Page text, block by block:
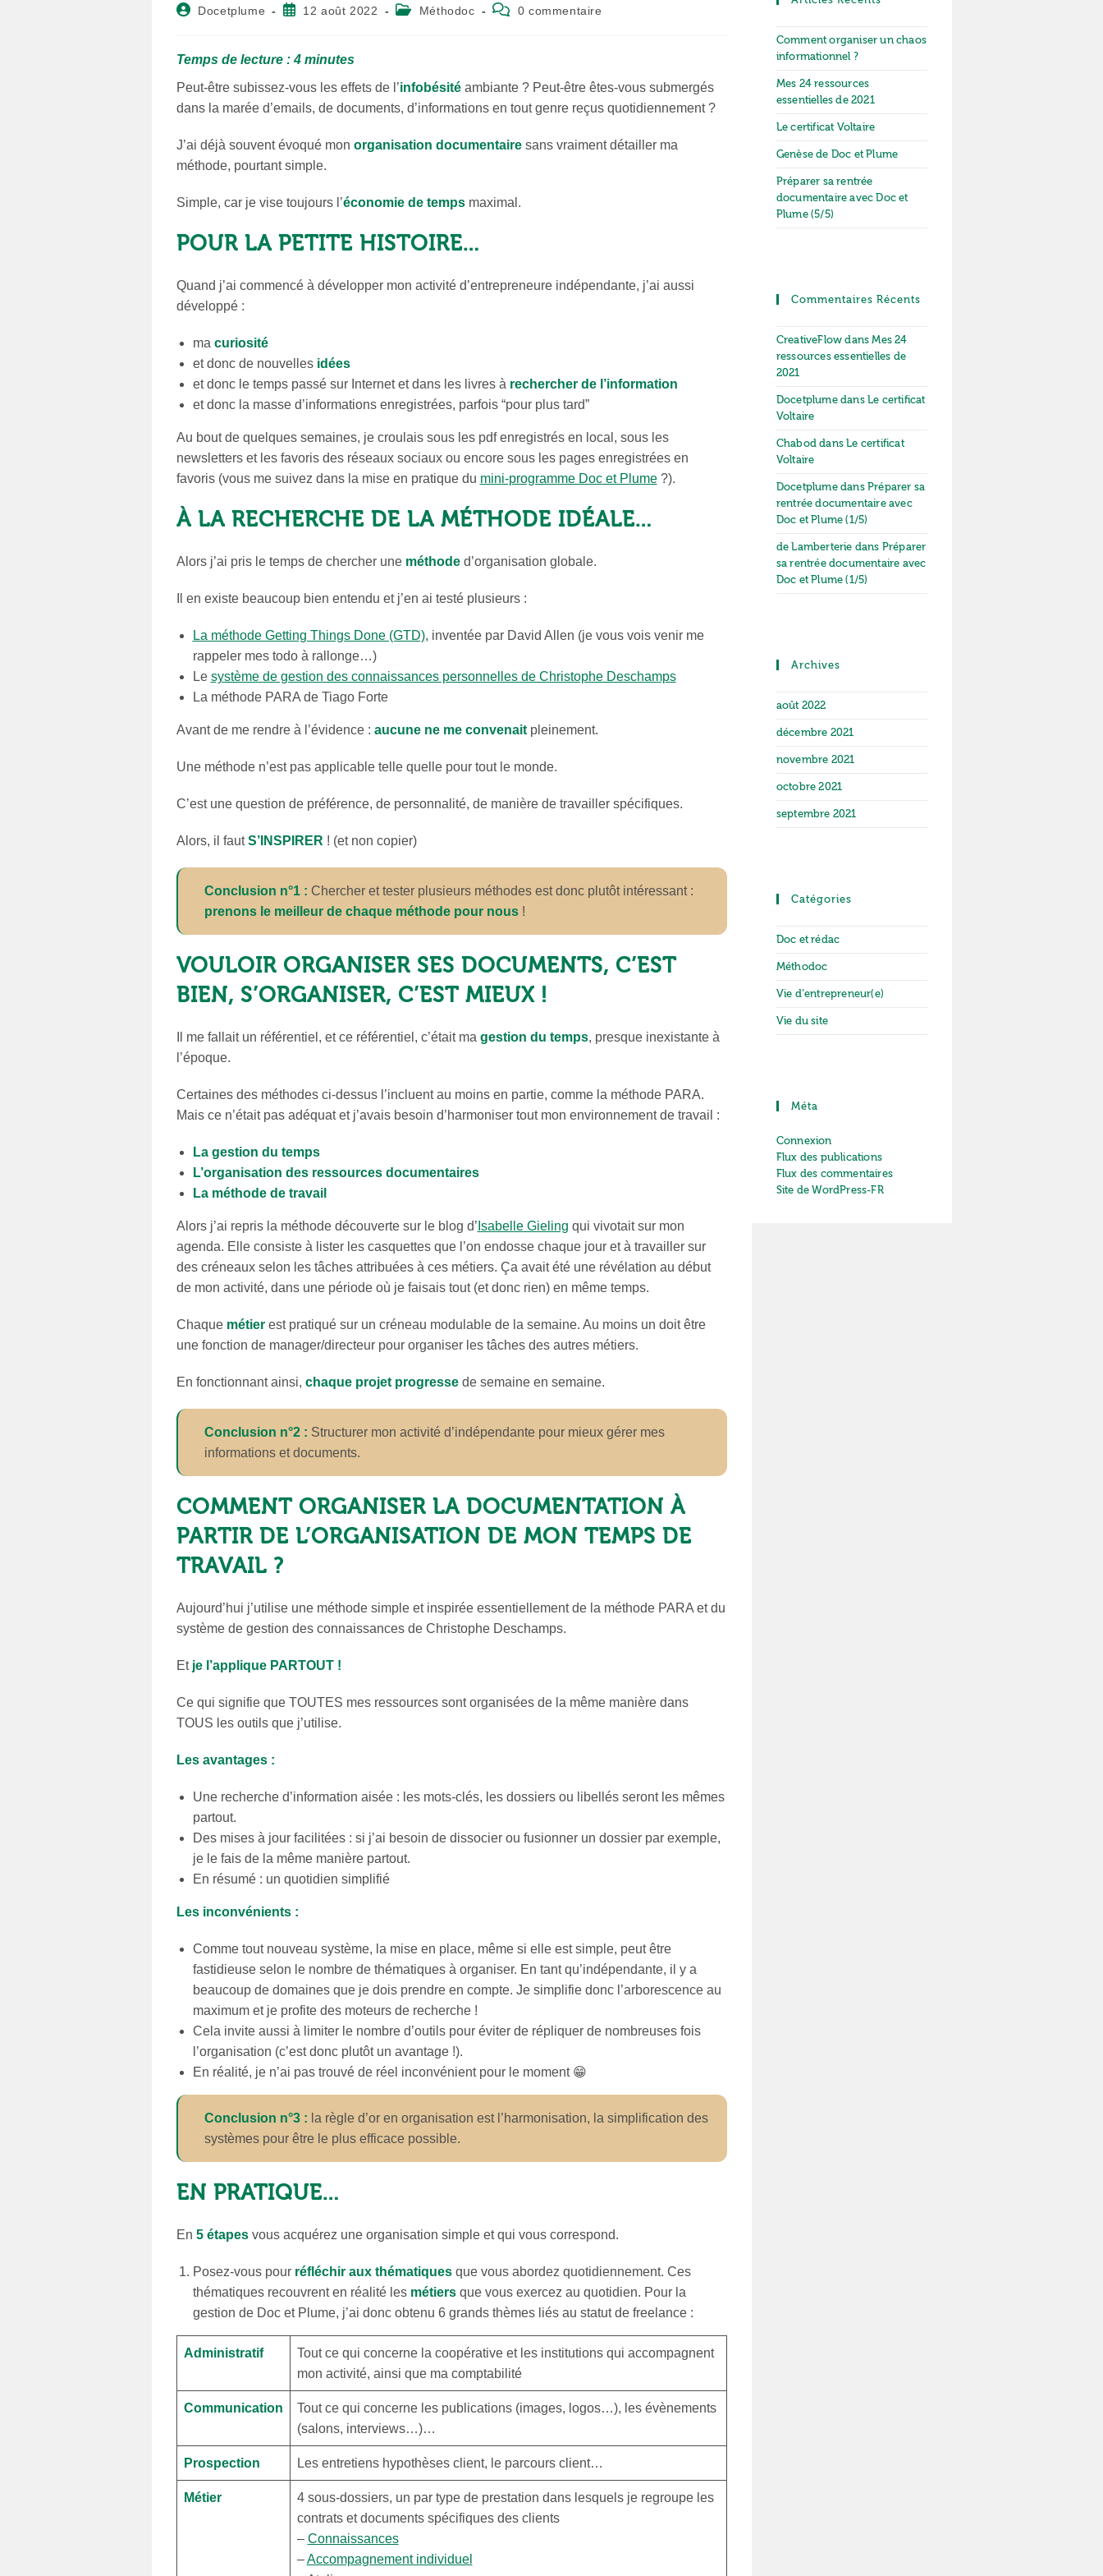
Auteur/autrice
publication :
Docetplume
Publication
12 août 2022
Post Méthodoc
Commentaires
0 commentaire
Temps de lecture :4 minutes
Peut-être subissez-vous les effets de l’infobésitéambiante ? Peut-être êtes-vous submergés
dans la marée d’emails, de documents, d’informations en tout genre reçus quotidiennement ?
J’ai déjà souvent évoqué mon organisation documentairesans vraiment détailler ma
méthode, pourtant simple.
Simple, car je vise toujours l’économie de tempsmaximal.
POUR LA PETITE HISTOIRE…
Quand j’ai commencé à développer mon activité d’entrepreneure indépendante, j’ai aussi
développé :
ma curiosité
et donc de nouvelles idées
et donc le temps passé sur Internet et dans les livres à rechercher de l’information
et donc la masse d’informations enregistrées, parfois “pour plus tard”
Au bout de quelques semaines, je croulais sous les pdf enregistrés en local, sous les
newsletters et les favoris des réseaux sociaux ou encore sous les pages enregistrées en
favoris (vous me suivez dans la mise en pratique du mini-programme Doc et Plume?).
À LA RECHERCHE DE LA MÉTHODE IDÉALE…
Alors j’ai pris le temps de chercher une méthode d’organisation globale.
Il en existe beaucoup bien entendu et j’en ai testé plusieurs :
La méthode Getting Things Done (GTD), inventée par David Allen (je vous vois venir me
rappeler mes todo à rallonge…)
Le système de gestion des connaissances personnelles de Christophe Deschamps
La méthode PARA de Tiago Forte
Avant de me rendre à l’évidence : aucune ne me convenaitpleinement.
Une méthode n’est pas applicable telle quelle pour tout le monde.
C’est une question de préférence, de personnalité, de manière de travailler spécifiques.
Alors, il fautS’INSPIRER ! (et non copier)
Conclusion n°1 : Chercher et tester plusieurs méthodes est donc plutôt intéressant :
prenons le meilleur de chaque méthode pour nous!
VOULOIR ORGANISER SES DOCUMENTS, C’EST
BIEN, S’ORGANISER, C’EST MIEUX !
Il me fallait un référentiel, et ce référentiel, c’était ma gestion du temps, presque inexistante à
l’époque.
Certaines des méthodes ci-dessus l’incluent au moins en partie, comme la méthode PARA.
Mais ce n’était pas adéquat et j’avais besoin d’harmoniser tout mon environnement de travail :
La gestion du temps
L’organisation des ressources documentaires
La méthode de travail
Alors j’ai repris la méthode découverte sur le blog d’ Isabelle Gieling qui vivotait sur mon
agenda. Elle consiste à lister les casquettes que l’on endosse chaque jour et à travailler sur
des créneaux selon les tâches attribuées à ces métiers. Ça avait été une révélation au début
de mon activité, dans une période où je faisais tout (et donc rien) en même temps.
Chaque métier est pratiqué sur un créneau modulable de la semaine. Au moins un doit être
une fonction de manager/directeur pour organiser les tâches des autres métiers.
En fonctionnant ainsi, chaque projet progressede semaine en semaine.
Conclusion n°2 : Structurer mon activité d’indépendante pour mieux gérer mes
informations et documents.
COMMENT ORGANISER LA DOCUMENTATION À
PARTIR DE L’ORGANISATION DE MON TEMPS DE
TRAVAIL ?
Aujourd’hui j’utilise une méthode simple et inspirée essentiellement de la méthode PARA et du
système de gestion des connaissances de Christophe Deschamps.
Et je l’applique PARTOUT !
Ce qui signifie que TOUTES mes ressources sont organisées de la même manière dans
TOUS les outils que j’utilise.
Les avantages :
Une recherche d’information aisée : les mots-clés, les dossiers ou libellés seront les mêmes
partout.
Des mises à jour facilitées : si j’ai besoin de dissocier ou fusionner un dossier par exemple,
je le fais de la même manière partout.
En résumé : un quotidien simplifié
Les inconvénients :
Comme tout nouveau système, la mise en place, même si elle est simple, peut être
fastidieuse selon le nombre de thématiques à organiser. En tant qu’indépendante, il y a
beaucoup de domaines que je dois prendre en compte. Je simplifie donc l’arborescence au
maximum et je profite des moteurs de recherche !
Cela invite aussi à limiter le nombre d’outils pour éviter de répliquer de nombreuses fois
l’organisation (c’est donc plutôt un avantage !).
En réalité, je n’ai pas trouvé de réel inconvénient pour le moment 😁
Conclusion n°3 : la règle d’or en organisation est l’harmonisation, la simplification des
systèmes pour être le plus efficace possible.
EN PRATIQUE…
En 5 étapesvous acquérez une organisation simple et qui vous correspond.
Posez-vous pour réfléchir aux thématiques que vous abordez quotidiennement. Ces
thématiques recouvrent en réalité les métiers que vous exercez au quotidien. Pour la
gestion de Doc et Plume, j’ai donc obtenu 6 grands thèmes liés au statut de freelance :
Administratif
Tout ce qui concerne la coopérative et les institutions qui accompagnent
mon activité, ainsi que ma comptabilité
Communication
Tout ce qui concerne les publications (images, logos…), les évènements
(salons, interviews…)…
Prospection Les entretiens hypothèses client, le parcours client…
Métier
4 sous-dossiers, un par type de prestation dans lesquels je regroupe les
contrats et documents spécifiques des clients
– Connaissances
–Accompagnement individuel
Comment organiser un chaos
informationnel ?
Mes 24 ressources
essentielles de 2021
Le certificat Voltaire
Genèse de Doc et Plume
Préparer sa rentrée
documentaire avec Doc et
Plume (5/5)
Commentaires Récents
CreativeFlow dansMes 24
ressources essentielles de
2021
Docetplumedans Le certificat
Voltaire
ChaboddansLe certificat
Voltaire
Docetplumedans Préparer sa
rentrée documentaire avec
Doc et Plume (1/5)
de Lamberterie dans Préparer
sa rentrée documentaire avec
Doc et Plume (1/5)
Archives
août 2022
décembre 2021
novembre 2021
octobre 2021
septembre 2021
Catégories
Doc et rédac
Méthodoc
Vie d’entrepreneur(e)
Vie du site
Méta
Connexion
Flux des publications
Flux des commentaires
Site de WordPress-FR